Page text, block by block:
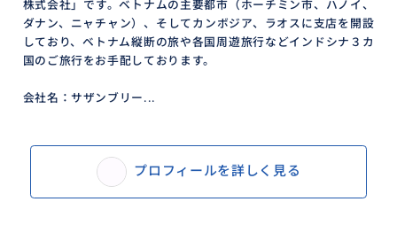
株式会社」です。ベトナムの主要都市（ホーチミン市、ハノイ、
ダナン、ニャチャン）、そしてカンボジア、ラオスに支店を開設
しており、ベトナム縦断の旅や各国周遊旅行などインドシナ３カ
国のご旅行をお手配しております。
会社名：サザンブリー...
プロフィールを詳しく見る